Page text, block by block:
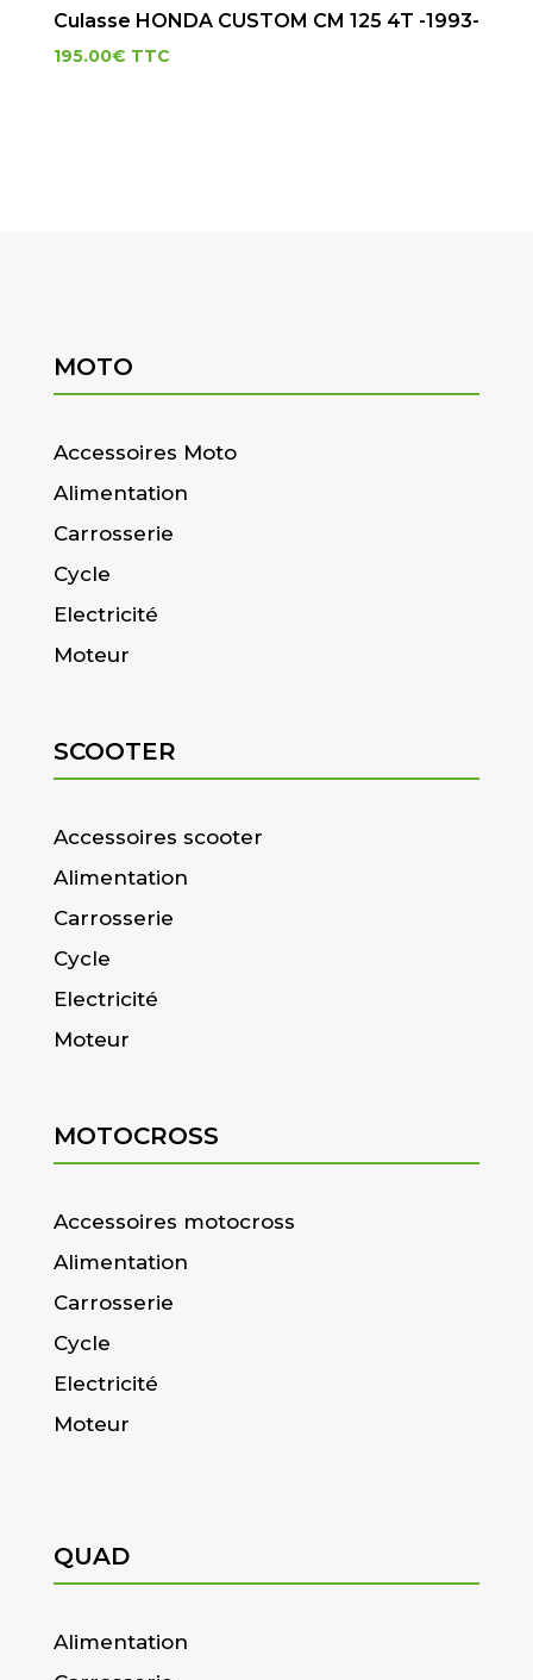
Culasse HONDA CUSTOM CM 125 4T -1993-
195.00€ TTC
MOTO
Accessoires Moto
Alimentation
Carrosserie
Cycle
Electricité
Moteur
SCOOTER
Accessoires scooter
Alimentation
Carrosserie
Cycle
Electricité
Moteur
MOTOCROSS
Accessoires motocross
Alimentation
Carrosserie
Cycle
Electricité
Moteur
QUAD
Alimentation